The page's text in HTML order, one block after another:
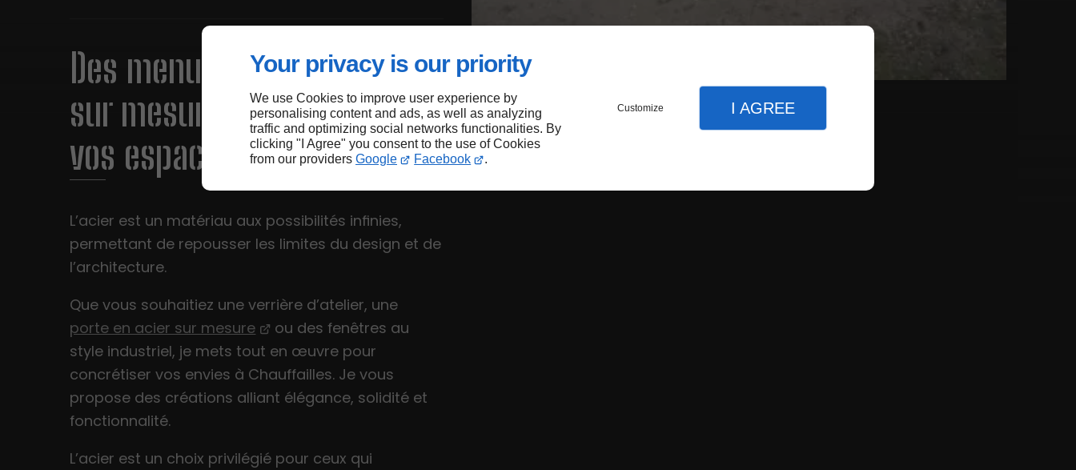
Your privacy is our priority
We use Cookies to improve user experience by
personalising content and ads, as well as analyzing
traffic and optimizing social networks functionalities. By
clicking "I Agree" you consent to the use of Cookies
from our providers Google Facebook .
Customize I AGREE
Des menuiseries en acier
sur mesure pour sublimer
vos espaces à Chauffailles
L’acier est un matériau aux possibilités infinies,
permettant de repousser les limites du design et de
l’architecture.
Que vous souhaitiez une verrière d’atelier, une
porte en acier sur mesure
ou des fenêtres au
style industriel, je mets tout en œuvre pour
concrétiser vos envies à Chauffailles. Je vous
propose des créations alliant élégance, solidité et
fonctionnalité.
L’acier est un choix privilégié pour ceux qui